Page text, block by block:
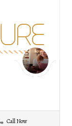
Call Now